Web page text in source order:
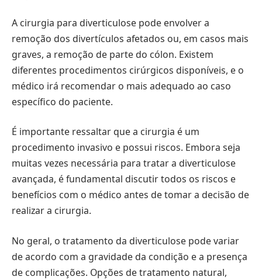
A cirurgia para diverticulose pode envolver a
remoção dos divertículos afetados ou, em casos mais
graves, a remoção de parte do cólon. Existem
diferentes procedimentos cirúrgicos disponíveis, e o
médico irá recomendar o mais adequado ao caso
específico do paciente.
É importante ressaltar que a cirurgia é um
procedimento invasivo e possui riscos. Embora seja
muitas vezes necessária para tratar a diverticulose
avançada, é fundamental discutir todos os riscos e
benefícios com o médico antes de tomar a decisão de
realizar a cirurgia.
No geral, o tratamento da diverticulose pode variar
de acordo com a gravidade da condição e a presença
de complicações. Opções de tratamento natural,